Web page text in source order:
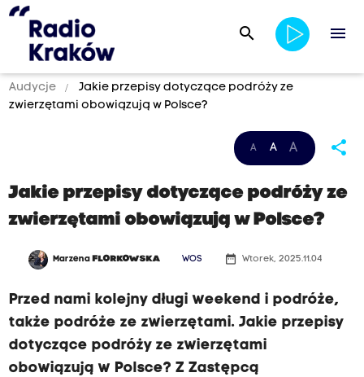
search menu
Audycje
Jakie przepisy dotyczące podróży ze
zwierzętami obowiązują w Polsce?
A A A share
Jakie przepisy dotyczące podróży ze
zwierzętami obowiązują w Polsce?
Marzena FLORKOWSKA WOS date_range Wtorek, 2025.11.04
Przed nami kolejny długi weekend i podróże,
także podróże ze zwierzętami. Jakie przepisy
dotyczące podróży ze zwierzętami
obowiązują w Polsce? Z Zastępcą